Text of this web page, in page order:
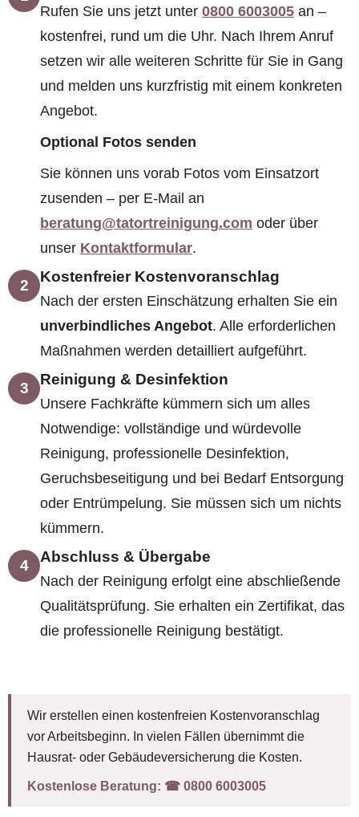
Rufen Sie uns jetzt unter 0800 6003005 an –
kostenfrei, rund um die Uhr. Nach Ihrem Anruf
setzen wir alle weiteren Schritte für Sie in Gang
und melden uns kurzfristig mit einem konkreten
Angebot.
Optional Fotos senden
Sie können uns vorab Fotos vom Einsatzort
zusenden – per E-Mail an
beratung@tatortreinigung.com oder über
unser Kontaktformular.
2 Kostenfreier Kostenvoranschlag
Nach der ersten Einschätzung erhalten Sie ein
unverbindliches Angebot. Alle erforderlichen
Maßnahmen werden detailliert aufgeführt.
3 Reinigung & Desinfektion
Unsere Fachkräfte kümmern sich um alles
Notwendige: vollständige und würdevolle
Reinigung, professionelle Desinfektion,
Geruchsbeseitigung und bei Bedarf Entsorgung
oder Entrümpelung. Sie müssen sich um nichts
kümmern.
4 Abschluss & Übergabe
Nach der Reinigung erfolgt eine abschließende
Qualitätsprüfung. Sie erhalten ein Zertifikat, das
die professionelle Reinigung bestätigt.
Wir erstellen einen kostenfreien Kostenvoranschlag
vor Arbeitsbeginn. In vielen Fällen übernimmt die
Hausrat- oder Gebäudeversicherung die Kosten.
Kostenlose Beratung: ☎︎ 0800 6003005